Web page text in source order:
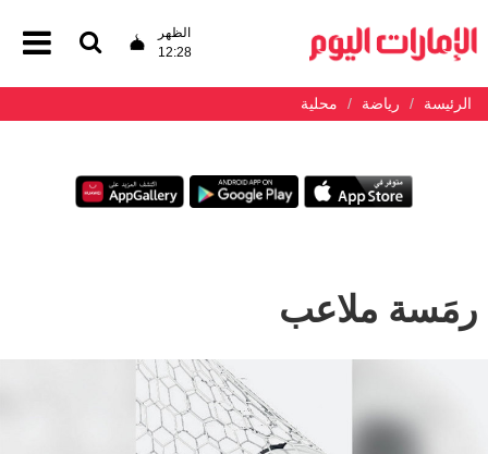
الظهر
12:28
الرئيسة رياضة محلية
رمَسة ملاعب